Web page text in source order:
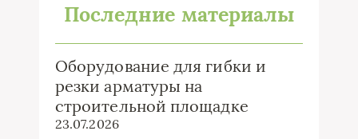
Последние материалы
Оборудование для гибки и
резки арматуры на
строительной площадке
23.07.2026